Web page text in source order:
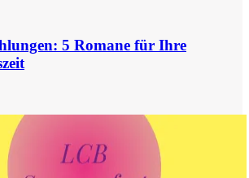
5 Romane für Ihre